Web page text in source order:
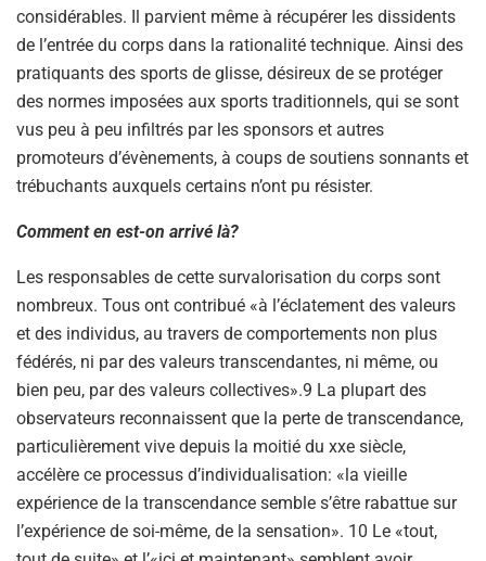
considérables. Il parvient même à récupérer les dissidents
de l’entrée du corps dans la rationalité technique. Ainsi des
pratiquants des sports de glisse, désireux de se protéger
des normes imposées aux sports traditionnels, qui se sont
vus peu à peu infiltrés par les sponsors et autres
promoteurs d’évènements, à coups de soutiens sonnants et
trébuchants auxquels certains n’ont pu résister.
Comment en est-on arrivé là?
Les responsables de cette survalorisation du corps sont
nombreux. Tous ont contribué «à l’éclatement des valeurs
et des individus, au travers de comportements non plus
fédérés, ni par des valeurs transcendantes, ni même, ou
bien peu, par des valeurs collectives».9 La plupart des
observateurs reconnaissent que la perte de transcendance,
particulièrement vive depuis la moitié du xxe siècle,
accélère ce processus d’individualisation: «la vieille
expérience de la transcendance semble s’être rabattue sur
l’expérience de soi-même, de la sensation». 10 Le «tout,